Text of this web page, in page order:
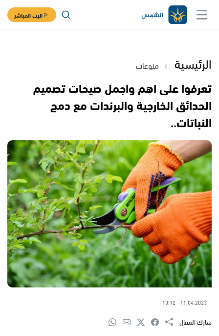
البث المباشر
الرئيسية منوعات
تعرفوا على اهم واجمل صيحات تصميم
الحدائق الخارجية والبرندات مع دمج
النباتات..
11.04.2023
13:12
شارك المقال